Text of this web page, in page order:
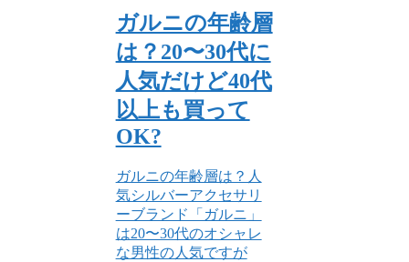
ガルニの年齢層
は？20〜30代に
人気だけど40代
以上も買って
OK?
ガルニの年齢層は？人
気シルバーアクセサリ
ーブランド「ガルニ」
は20〜30代のオシャレ
な男性の人気ですが